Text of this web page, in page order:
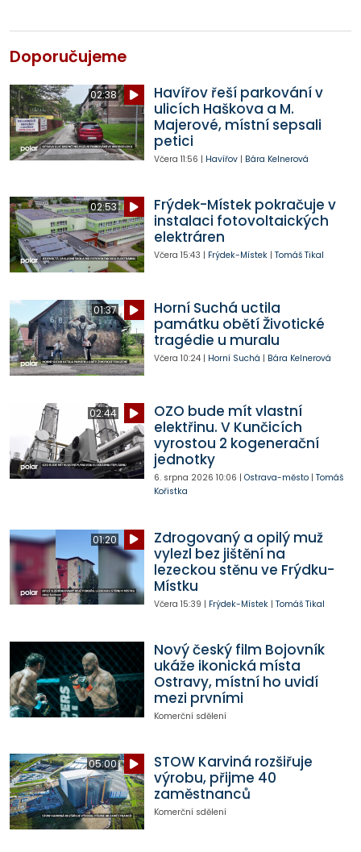
Doporučujeme
02:38
Havířov řeší parkování v
ulicích Haškova a M.
Majerové, místní sepsali
petici
Včera 11:56 | Havířov| Bára Kelnerová
02:53
Frýdek-Místek pokračuje v
instalaci fotovoltaických
elektráren
Včera 15:43 | Frýdek-Místek| Tomáš Tikal
01:37
Horní Suchá uctila
památku obětí Životické
tragédie u muralu
Včera 10:24| Horní Suchá | Bára Kelnerová
02:44
OZO bude mít vlastní
elektřinu. V Kunčicích
vyrostou 2 kogenerační
jednotky
6. srpna 2026 10:06 | Ostrava-město| Tomáš
Kořistka
01:20
Zdrogovaný a opilý muž
vylezl bez jištění na
lezeckou stěnu ve Frýdku-
Místku
Včera 15:39 | Frýdek-Místek| Tomáš Tikal
Nový český film Bojovník
ukáže ikonická místa
Ostravy, místní ho uvidí
mezi prvními
Komerční sdělení
05:00
STOW Karviná rozšiřuje
výrobu, přijme 40
zaměstnanců
Komerční sdělení